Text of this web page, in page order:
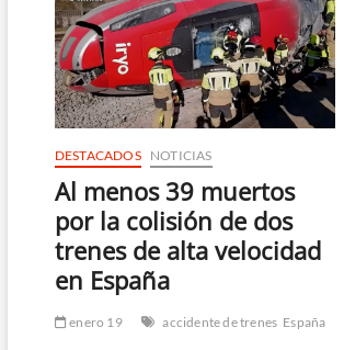
cárcel
en
España
por
el
asesinato
de
tres
hermanos
relacionado
con
una
deuda
DESTACADOS NOTICIAS
Al menos 39 muertos
por la colisión de dos
trenes de alta velocidad
en España
enero 19 accidente de trenes España